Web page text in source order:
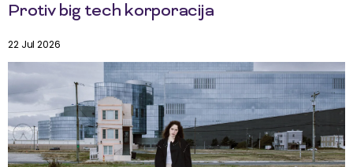
Protiv big tech korporacija
22 Jul 2026